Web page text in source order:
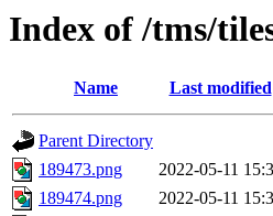
Index of /tms/
Name Last modified
Parent Directory
189473.png
2022-05-11
189474.png
2022-05-11